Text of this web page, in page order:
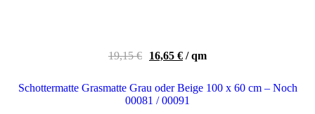
19,15€
Ursprünglicher
19,15 €
16,65 €Aktueller
16,65 €.
/qm
Schottermatte Grasmatte Grau oder Beige 100 x 60 cm – Noch
00081 / 00091